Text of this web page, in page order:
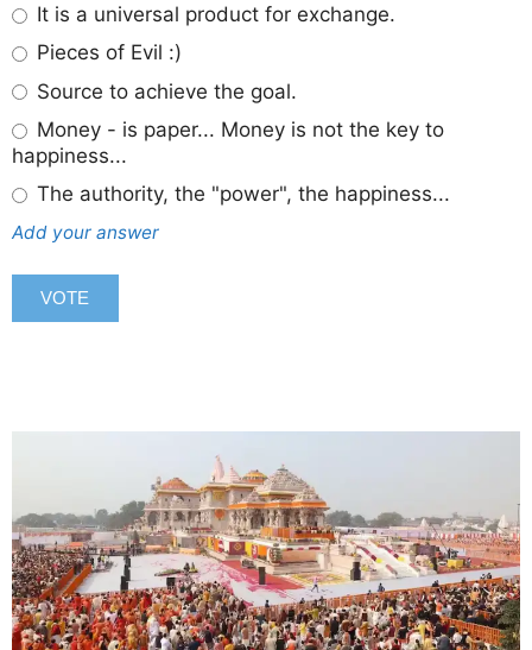
It is a universal product for exchange.
Pieces of Evil :)
Source to achieve the goal.
Money - is paper... Money is not the key to
happiness...
The authority, the "power", the happiness...
Add your answer